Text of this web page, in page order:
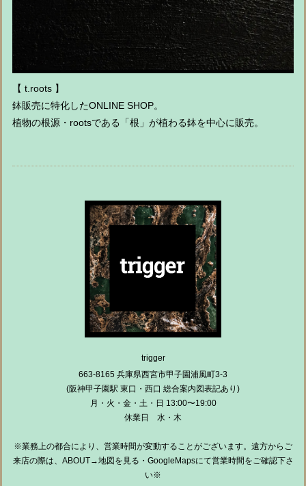
【 t.roots 】
鉢販売に特化したONLINE SHOP。
植物の根源・rootsである「根」が植わる鉢を中心に販売。
trigger
663-8165 兵庫県西宮市甲子園浦風町3-3
(阪神甲子園駅 東口・西口 総合案内図表記あり)
月・火・金・土・日 13:00〜19:00
休業日 水・木
※業務上の都合により、営業時間が変動することがございます。遠方からご
来店の際は、ABOUT→地図を見る・GoogleMapsにて営業時間をご確認下さ
い※